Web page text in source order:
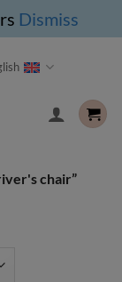
Dismiss
chair”